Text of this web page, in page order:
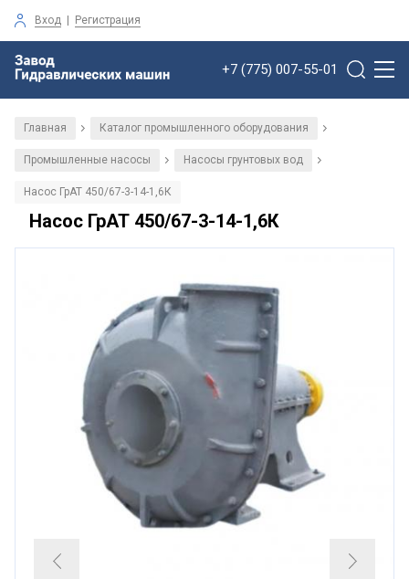
Вход | Регистрация
+7 (775) 007-55-01
Главная / Каталог промышленного оборудования /
Промышленные насосы / Насосы грунтовых вод /
Насос ГрАТ 450/67-3-14-1,6К
Насос ГрАТ 450/67-3-14-1,6К